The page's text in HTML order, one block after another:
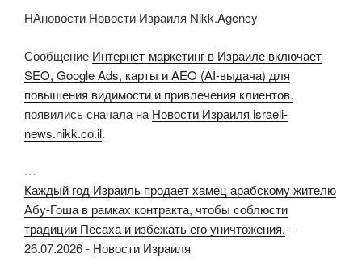
НАновости Новости Израиля Nikk.Agency
Сообщение Интернет-маркетинг в Израиле включает
SEO, Google Ads, карты и AEO (AI-выдача) для
повышения видимости и привлечения клиентов.
появились сначала на Новости Израиля israeli-
news.nikk.co.il.
…
Каждый год Израиль продает хамец арабскому жителю
Абу-Гоша в рамках контракта, чтобы соблюсти
традиции Песаха и избежать его уничтожения. -
26.07.2026- Новости Израиля